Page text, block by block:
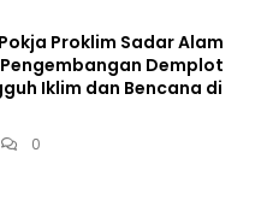
Proklim Sadar Alam
Demplot
Iklim dan Bencana di
0